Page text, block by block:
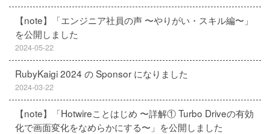
【note】「エンジニア社員の声 〜やりがい・スキル編〜」
を公開しました
2024-05-22
RubyKaigi 2024 の Sponsor になりました
2024-03-22
【note】「Hotwireことはじめ 〜詳解① Turbo Driveの有効
化で画面変化をなめらかにする〜」を公開しました